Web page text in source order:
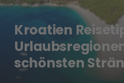
Kroatien
schönsten